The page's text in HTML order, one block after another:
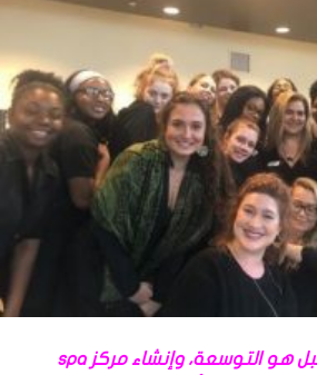
“طبعاً لا.. حلمي المقبل هو التوسعة، وإنشاء مركز spa